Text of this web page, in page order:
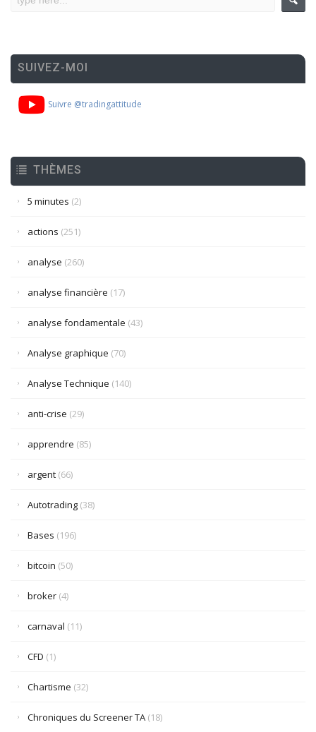
SUIVEZ-MOI
Suivre @tradingattitude
THÈMES
5 minutes (2)
actions (251)
analyse (260)
analyse financière (17)
analyse fondamentale (43)
Analyse graphique (70)
Analyse Technique (140)
anti-crise (29)
apprendre (85)
argent (66)
Autotrading (38)
Bases (196)
bitcoin (50)
broker (4)
carnaval (11)
CFD (1)
Chartisme (32)
Chroniques du Screener TA (18)